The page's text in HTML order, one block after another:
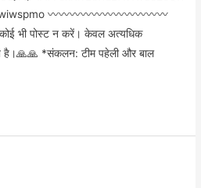
〰️〰️〰️〰️〰️〰️〰️〰️〰️〰️〰️
भी पोस्ट न करें। केवल अत्यधिक
है।🙏🙏 *संकलन: टीम पहेली और बाल